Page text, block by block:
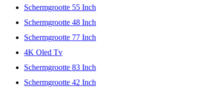
Schermgrootte 55 Inch
Schermgrootte 48 Inch
Schermgrootte 77 Inch
4K Oled Tv
Schermgrootte 83 Inch
Schermgrootte 42 Inch